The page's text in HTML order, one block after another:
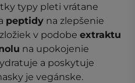
typy pleti vrátane
peptidy na zlepšenie
v podobe extraktu
na upokojenie
a poskytuje
je vegánske.